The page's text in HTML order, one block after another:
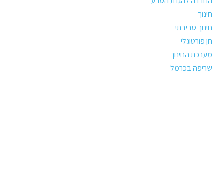
חינוך
חינוך סביבתי
חן פורטוגלי
מערכת החינוך
שריפה בכרמל